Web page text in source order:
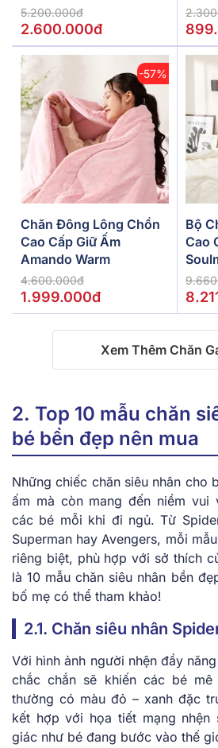
5.200.000đ
2.600.000đ
-57%
Chăn Đông Lông Chồn
Cao Cấp Giữ Ấm
Amando Warm
4.600.000đ
1.999.000đ
Bộ
Cao
Màu
Xem Thêm Chăn
2. Top 10 mẫu chăn
bé bền đẹp nên mua
Những chiếc chăn siêu nhân cho
ấm mà còn mang đến niềm vui
các bé mỗi khi đi ngủ. Từ
Superman hay Avengers, mỗi
riêng biệt, phù hợp với sở thích
là 10 mẫu chăn siêu nhân bền
bố mẹ có thể tham khảo!
2.1. Chăn siêu nhân
Với hình ảnh người nhện đầy
chắc chắn sẽ khiến các bé
thường có màu đỏ – xanh đặc
kết hợp với họa tiết mạng nhện
giác như bé đang bước vào thế